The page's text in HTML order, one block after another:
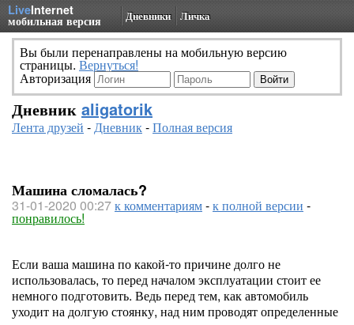
LiveInternet
мобильная версия Дневники Личка
Вы были перенаправлены на мобильную версию
страницы. Вернуться!
Авторизация
Дневник aligatorik
Лента друзей -Дневник-Полная версия
Машина сломалась?
31-01-2020 00:27к комментариям-к полной версии -
понравилось!
Если ваша машина по какой-то причине долго не
использовалась, то перед началом эксплуатации стоит ее
немного подготовить. Ведь перед тем, как автомобиль
уходит на долгую стоянку, над ним проводят определенные